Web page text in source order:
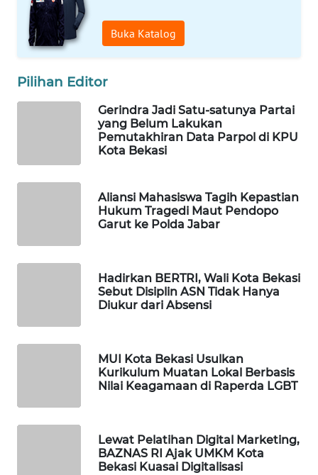
Buka Katalog
Pilihan Editor
Gerindra Jadi Satu-satunya Partai
yang Belum Lakukan
Pemutakhiran Data Parpol di KPU
Kota Bekasi
Aliansi Mahasiswa Tagih Kepastian
Hukum Tragedi Maut Pendopo
Garut ke Polda Jabar
Hadirkan BERTRI, Wali Kota Bekasi
Sebut Disiplin ASN Tidak Hanya
Diukur dari Absensi
MUI Kota Bekasi Usulkan
Kurikulum Muatan Lokal Berbasis
Nilai Keagamaan di Raperda LGBT
Lewat Pelatihan Digital Marketing,
BAZNAS RI Ajak UMKM Kota
Bekasi Kuasai Digitalisasi
KARING
NEWS
JURNAL
GARONGGANG
CILEUNGSI
NEWS